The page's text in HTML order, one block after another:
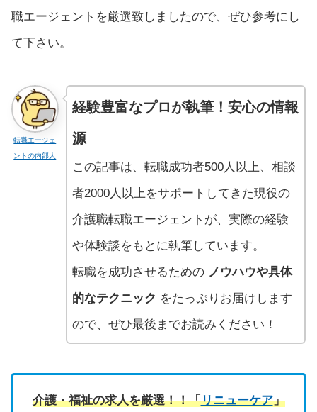
職エージェントを厳選致しましたので、ぜひ参考にし
て下さい。
転職エージェ
ントの内部人
経験豊富なプロが執筆！安心の情報
源
この記事は、転職成功者500人以上、相談
者2000人以上をサポートしてきた現役の
介護職転職エージェントが、実際の経験
や体験談をもとに執筆しています。
転職を成功させるための ノウハウや具体
的なテクニック をたっぷりお届けします
ので、ぜひ最後までお読みください！
介護・福祉の求人を厳選！！「リニューケア」